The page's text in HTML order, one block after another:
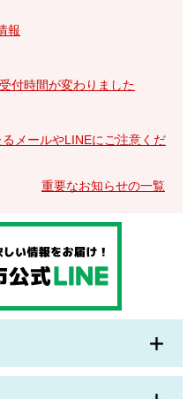
報
付時間が変わりました
メールやLINEにご注意くだ
重要なお知らせの一覧